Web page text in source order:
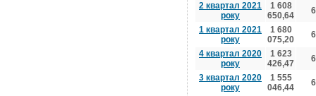
2 квартал 2021
року
1 608
650,64
1 квартал 2021
року
1 680
075,20
4 квартал 2020
року
1 623
426,47
3 квартал 2020
року
1 555
046,44